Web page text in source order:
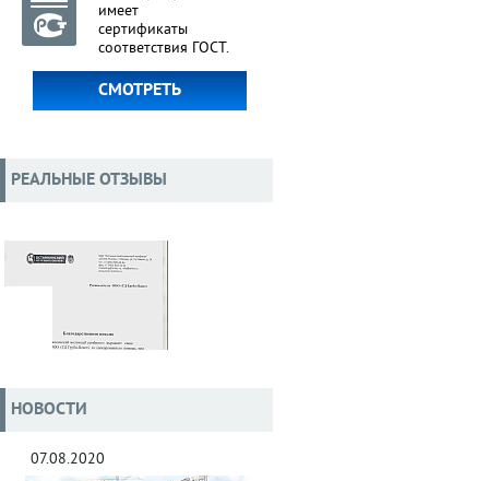
имеет
сертификаты
соответствия ГОСТ.
СМОТРЕТЬ
РЕАЛЬНЫЕ ОТЗЫВЫ
НОВОСТИ
07.08.2020